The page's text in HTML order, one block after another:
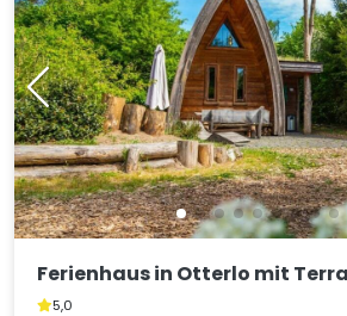
Ferienhaus in Otterlo mit
5,0